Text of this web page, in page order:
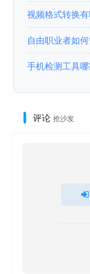
视频格式转换
自由职业者如
手机检测工具哪
评论 抢沙发